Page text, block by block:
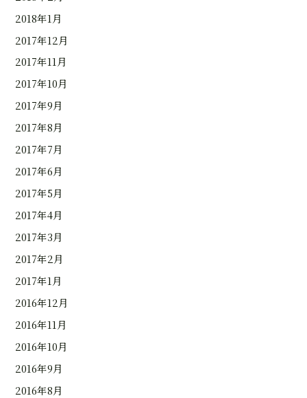
2018年1月
2017年12月
2017年11月
2017年10月
2017年9月
2017年8月
2017年7月
2017年6月
2017年5月
2017年4月
2017年3月
2017年2月
2017年1月
2016年12月
2016年11月
2016年10月
2016年9月
2016年8月